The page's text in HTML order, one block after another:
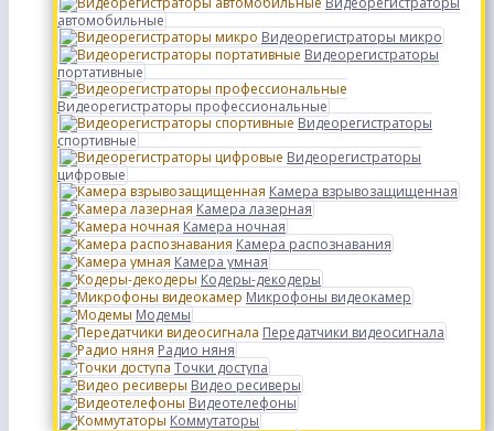
автомобильные
Видеорегистраторы микро
Видеорегистраторы
портативные
Видеорегистраторы профессиональные
Видеорегистраторы
спортивные
Видеорегистраторы
цифровые
Камера взрывозащищенная
Камера лазерная
Камера ночная
Камера распознавания
Камера умная
Кодеры-декодеры
Микрофоны видеокамер
Модемы
Передатчики видеосигнала
Радио няня
Точки доступа
Видео ресиверы
Видеотелефоны
Коммутаторы